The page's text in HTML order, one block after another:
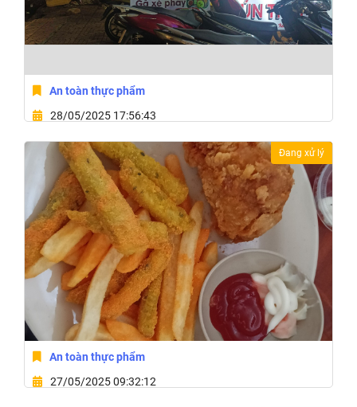
An toàn thực phẩm
28/05/2025 17:56:43
15 Đường Ngô Quyền,Phường Thành Công,Thành Phố
Buôn Ma Thuột,Tỉnh Đắk Lắk
An toàn thực phẩm
27/05/2025 09:32:12
Đang xử lý